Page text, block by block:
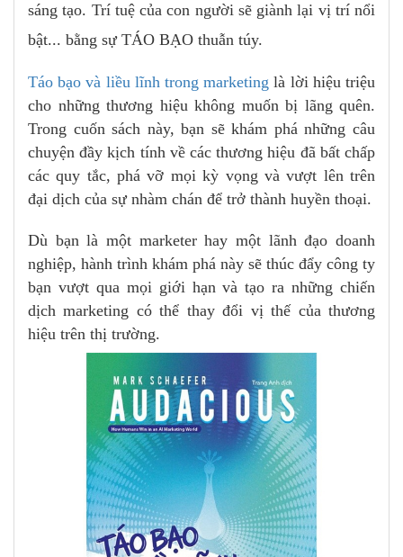
sáng tạo. Trí tuệ của con người sẽ giành lại vị trí nổi
bật... bằng sự TÁO BẠO thuẫn túy.
Táo bạo và liều lĩnh trong marketing là lời hiệu triệu
cho những thương hiệu không muốn bị lãng quên.
Trong cuốn sách này, bạn sẽ khám phá những câu
chuyện đầy kịch tính về các thương hiệu đã bất chấp
các quy tắc, phá vỡ mọi kỳ vọng và vượt lên trên
đại dịch của sự nhàm chán để trở thành huyền thoại.
Dù bạn là một marketer hay một lãnh đạo doanh
nghiệp, hành trình khám phá này sẽ thúc đẩy công ty
bạn vượt qua mọi giới hạn và tạo ra những chiến
dịch marketing có thể thay đổi vị thế của thương
hiệu trên thị trường.